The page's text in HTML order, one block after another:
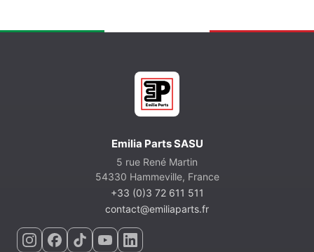
Emilia Parts SASU
5 rue René Martin
54330 Hammeville, France
+33 (0)3 72 611 511
contact@emiliaparts.fr